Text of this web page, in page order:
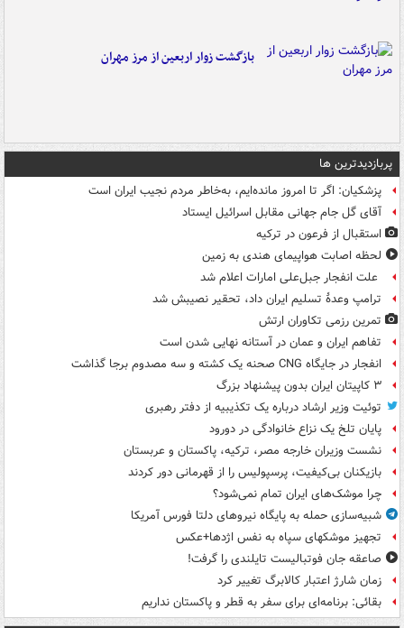
بازگشت زوار اربعین از مرز مهران
پربازدیدترین ها
پزشکیان: اگر تا امروز مانده‌ایم، به‌خاطر مردم نجیب ایران است
آقای گل جام جهانی مقابل اسرائیل ایستاد
استقبال از فرعون در ترکیه
لحظه اصابت هواپیمای هندی به زمین
علت انفجار جبل‌علی امارات اعلام شد
ترامپ وعدۀ تسلیم ایران داد، تحقیر نصیبش شد
تمرین رزمی تکاوران ارتش
تفاهم ایران و عمان در آستانه نهایی شدن است
انفجار در جایگاه CNG صحنه یک کشته و سه مصدوم برجا گذاشت
۳ کاپیتان ایران بدون پیشنهاد بزرگ
توئیت وزیر ارشاد درباره یک تکذیبیه از دفتر رهبری
پایان تلخ یک نزاع خانوادگی در دورود
نشست وزیران خارجه مصر، ترکیه، پاکستان و عربستان
بازیکنان بی‌کیفیت، پرسپولیس را از قهرمانی دور کردند
چرا موشک‌های ایران تمام نمی‌شود؟
شبیه‌سازی حمله به پایگاه نیروهای دلتا فورس آمریکا
تجهیز موشکهای سپاه به نفس اژدها+عکس
صاعقه جان فوتبالیست تایلندی را گرفت!
زمان شارژ اعتبار کالابرگ تغییر کرد
بقائی: برنامه‌ای برای سفر به قطر و پاکستان نداریم